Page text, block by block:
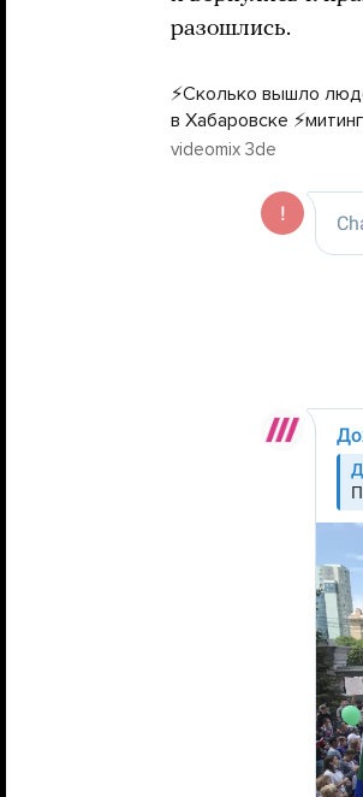
разошлись.
⚡️Сколько вышло
в Хабаровске
videomix 3de